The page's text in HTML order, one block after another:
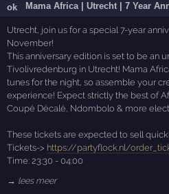
Mama Africa | Utrecht | 7 Year
Utrecht, join us for a special 7-year
November!
This anniversary edition is set to be an
Tivolivredenburg in Utrecht! Mama
tunes for the night, so assemble your
experience! Expect strictly the best of
Coupé Décalé, Ndombolo & more
These tickets are expected to sell
Tickets-> https://partyflock.nl/
Time: 23:30 - 04:00
→ lees meer